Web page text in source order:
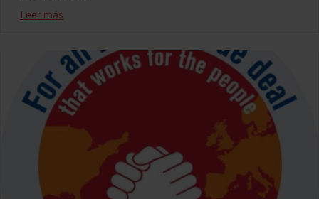
Leer más